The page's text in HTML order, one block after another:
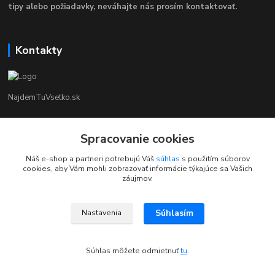
tipy alebo požiadavky, neváhajte nás prosím kontaktovať.
Kontakty
NajdemTuVsetko.sk
+421 902250190
info@najdemtuvsetko.sk
Spracovanie cookies
Náš e-shop a partneri potrebujú Váš súhlas s použitím súborov
cookies, aby Vám mohli zobrazovať informácie týkajúce sa Vašich
záujmov.
Nastavenia Súhlasím
Súhlas môžete odmietnuťtu.